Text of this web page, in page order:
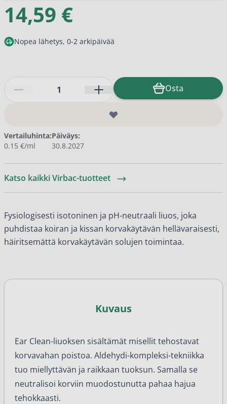
14,59 €
Nopea lähetys, 0-2 arkipäivää
Osta
Vertailuhinta:
0.15 €/ml
Päiväys:
30.8.2027
Katso kaikki Virbac-tuotteet
Fysiologisesti isotoninen ja pH-neutraali liuos, joka
puhdistaa koiran ja kissan korvakäytävän hellävaraisesti,
häiritsemättä korvakäytävän solujen toimintaa.
Kuvaus
Ear Clean-liuoksen sisältämät misellit tehostavat
korvavahan poistoa. Aldehydi-kompleksi-tekniikka
tuo miellyttävän ja raikkaan tuoksun. Samalla se
neutralisoi korviin muodostunutta pahaa hajua
tehokkaasti.